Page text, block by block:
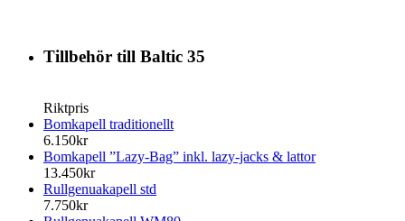
Tillbehör till Baltic 35
Riktpris
Bomkapell traditionellt
6.150kr
Bomkapell ”Lazy-Bag” inkl. lazy-jacks & lattor
13.450kr
Rullgenuakapell std
7.750kr